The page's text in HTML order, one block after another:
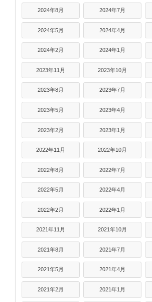
2024年8月 2024年7月
2024年5月 2024年4月
2024年2月 2024年1月
2023年11月 2023年10月
2023年8月 2023年7月
2023年5月 2023年4月
2023年2月 2023年1月
2022年11月 2022年10月
2022年8月 2022年7月
2022年5月 2022年4月
2022年2月 2022年1月
2021年11月 2021年10月
2021年8月 2021年7月
2021年5月 2021年4月
2021年2月 2021年1月